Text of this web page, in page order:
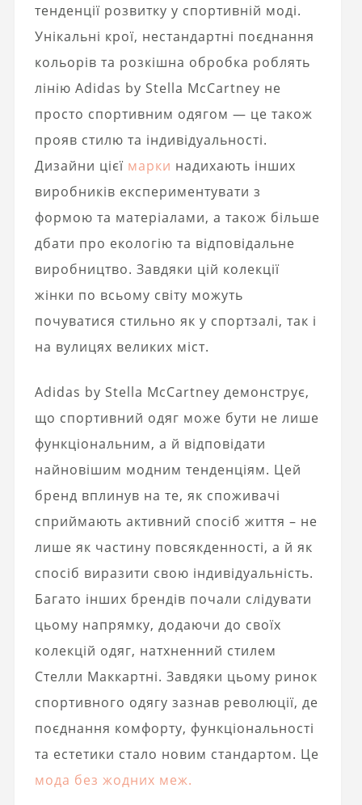
тенденції розвитку у спортивній моді.
Унікальні крої, нестандартні поєднання
кольорів та розкішна обробка роблять
лінію Adidas by Stella McCartney не
просто спортивним одягом — це також
прояв стилю та індивідуальності.
Дизайни цієї марки надихають інших
виробників експериментувати з
формою та матеріалами, а також більше
дбати про екологію та відповідальне
виробництво. Завдяки цій колекції
жінки по всьому світу можуть
почуватися стильно як у спортзалі, так і
на вулицях великих міст.
Adidas by Stella McCartney демонструє,
що спортивний одяг може бути не лише
функціональним, а й відповідати
найновішим модним тенденціям. Цей
бренд вплинув на те, як споживачі
сприймають активний спосіб життя – не
лише як частину повсякденності, а й як
спосіб виразити свою індивідуальність.
Багато інших брендів почали слідувати
цьому напрямку, додаючи до своїх
колекцій одяг, натхненний стилем
Стелли Маккартні. Завдяки цьому ринок
спортивного одягу зазнав революції, де
поєднання комфорту, функціональності
та естетики стало новим стандартом. Це
мода без жодних меж.